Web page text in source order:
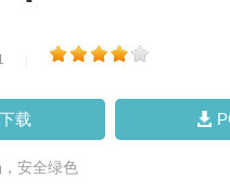
载
安全绿色